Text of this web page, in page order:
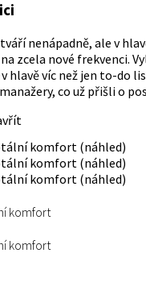
nenápadně, ale v
zcela nové frekvenci.
hlavě víc než jen to-do
co už přišli o
komfort
komfort